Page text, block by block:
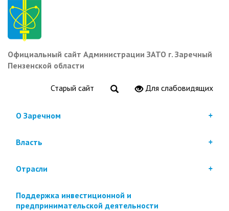
Перейти
основному
содержанию
Официальный сайт Администрации ЗАТО г. Заречный
Пензенской области
Старый сайт Для слабовидящих
О Заречном
Власть
Отрасли
Поддержка инвестиционной и
предпринимательской деятельности